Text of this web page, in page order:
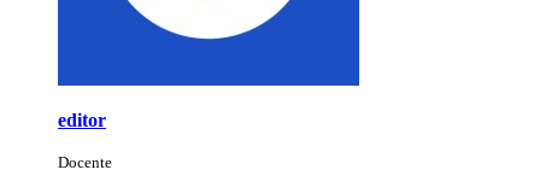
editor
Docente